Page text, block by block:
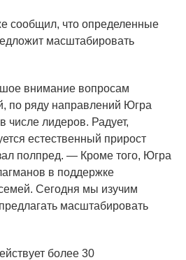
сообщил, что определенные
масштабировать
внимание вопросам
по ряду направлений Югра
числе лидеров. Радует,
естественный прирост
полпред. — Кроме того, Югра
в поддержке
Сегодня мы изучим
масштабировать
более 30